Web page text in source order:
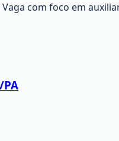
Vaga com foco em